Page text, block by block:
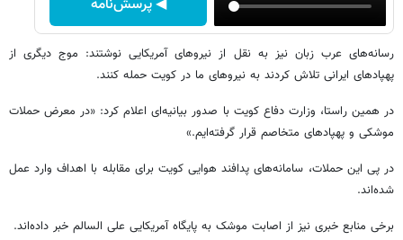
◀ پرسش‌نامه
رسانه‌های عرب زبان نیز به نقل از نیروهای آمریکایی نوشتند: موج دیگری از
پهپادهای ایرانی تلاش کردند به نیروهای ما در کویت حمله کنند.
در همین راستا، وزارت دفاع کویت با صدور بیانیه‌ای اعلام کرد: «در معرض حملات
موشکی و پهپادهای متخاصم قرار گرفته‌ایم.»
در پی این حملات، سامانه‌های پدافند هوایی کویت برای مقابله با اهداف وارد عمل
شده‌اند.
برخی منابع خبری نیز از اصابت موشک به پایگاه آمریکایی علی السالم خبر داده‌اند.